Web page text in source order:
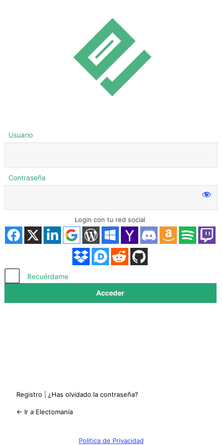
Acceder
Usuario
Contraseña
Login con tu red social
Recuérdame
Registro ¿Has olvidado la contraseña?
← Ir a Electomanía
Política de Privacidad